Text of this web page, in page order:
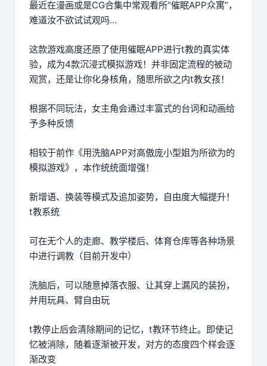
最近在漫画或是CG合集中常观看所“催眠APP众寓”，
难道汝不欲试试观吗…
这款游戏高度还原了使用催眠APP进行t教的真实体
验，成为4款沉浸式模拟游戏！并非固定流程的被动
观赏，还是让你化身核角，随思所欲之内t教女孩！
根据不同玩法，女主角会通过丰富式的台词和动画给
予多种反馈
相较于前作《用洗脑APP对高傲庞小型姐为所欲为的
模拟游戏》，本作统统面增强！
新增语、换装等模式及追加姿势，自由度大幅提升！
t教系统
可在无个人的走廊、教学楼后、体育仓库等各种场景
中进行调教（目前开发中）
洗脑后，可以随意掉落衣服、让其穿上漏风的装扮，
并用玩具、臂自由玩
t教停止后会清除期间的记忆，t教环节终止。即使记
忆被消除，随着逐渐被开发，对方的态度四个样会逐
渐改变